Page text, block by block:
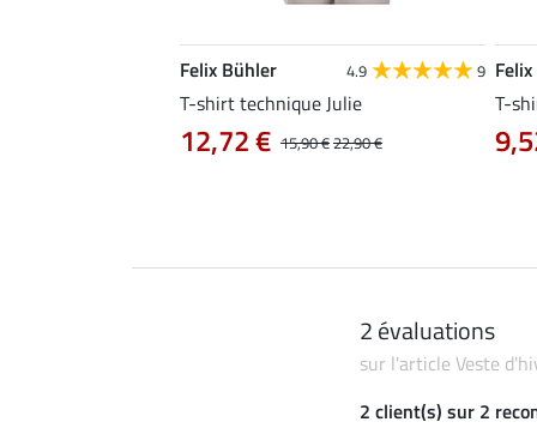
Felix Bühler 4.9 9
T-shirt technique Julie
15,90 €22,90 €
12,72 €
T-
2 évaluations
sur l'article Veste
2 client(s) sur 2